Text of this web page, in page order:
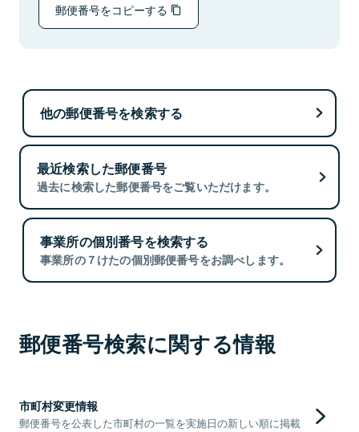
郵便番号をコピーする
他の郵便番号を検索する
最近検索した郵便番号
過去に検索した郵便番号をご覧いただけます。
事業所の個別番号を検索する
事業所の７けたの個別郵便番号をお調べします。
郵便番号検索に関する情報
市町村変更情報
郵便番号を公表した市町村の一覧を実施日の新しい順に掲載